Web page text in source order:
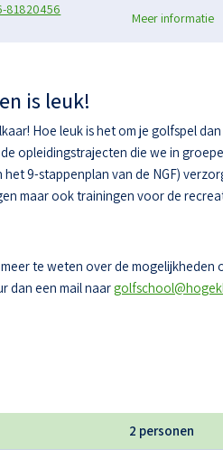
81820456
Meer informatie
is leuk!
Hoe leuk is het om je golfspel
opleidingstrajecten die we in
het 9-stappenplan van de NGF)
maar ook trainingen voor de
te weten over de mogelijkheden
dan een mail naar
2 personen